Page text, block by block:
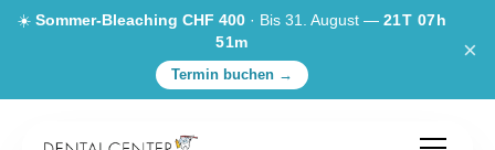
☀️Sommer-Bleaching CHF 400 · Bis 31. August —21T 07h
51m
Termin buchen →
×